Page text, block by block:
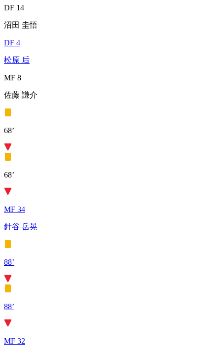
DF 14
沼田 圭悟
DF 4
松原 后
MF 8
佐藤 謙介
68’
68’
MF 34
針谷 岳晃
88’
88’
MF 32